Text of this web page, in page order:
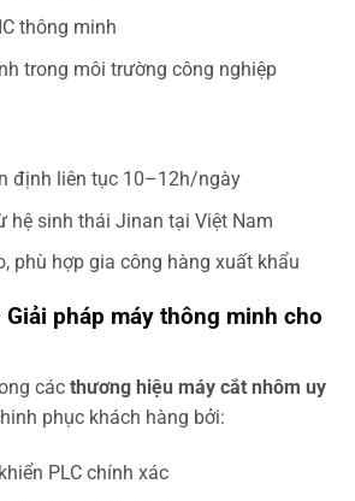
thông minh
trong môi trường công nghiệp
định liên tục 10–12h/ngày
hệ sinh thái Jinan tại Việt Nam
phù hợp gia công hàng xuất khẩu
Giải pháp máy thông minh cho
các thương hiệu máy cắt nhôm uy
phục khách hàng bởi:
PLC chính xác